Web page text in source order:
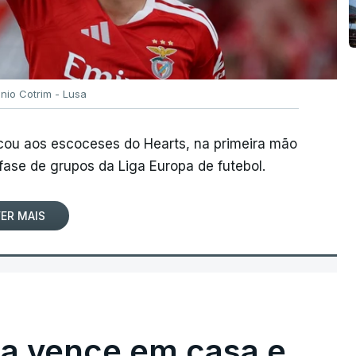
Cotrim - Lusa
aos escoceses do Hearts, na primeira mão
de grupos da Liga Europa de futebol.
MAIS